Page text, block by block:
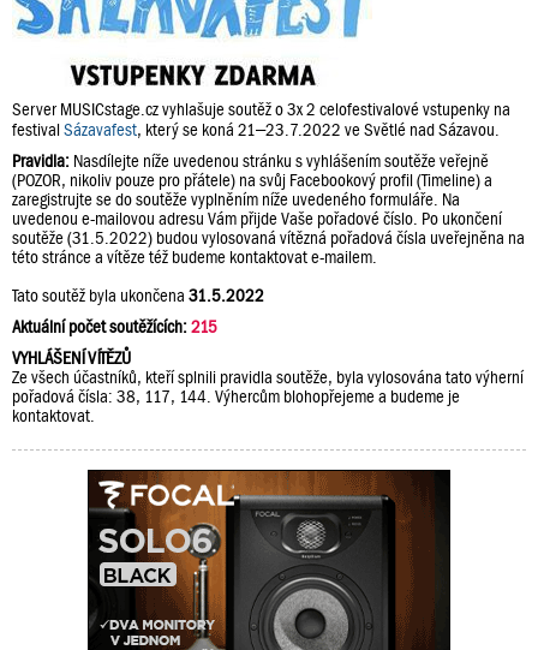
Server MUSICstage.cz vyhlašuje soutěž o 3x 2 celofestivalové vstupenky na
festivalSázavafest, který se koná 21–23.7.2022 ve Světlé nad Sázavou.
Pravidla: Nasdílejte níže uvedenou stránku s vyhlášením soutěže veřejně
(POZOR, nikoliv pouze pro přátele) na svůj Facebookový profil (Timeline) a
zaregistrujte se do soutěže vyplněním níže uvedeného formuláře. Na
uvedenou e-mailovou adresu Vám přijde Vaše pořadové číslo. Po ukončení
soutěže (31.5.2022) budou vylosovaná vítězná pořadová čísla uveřejněna na
této stránce a vítěze též budeme kontaktovat e-mailem.
Tato soutěž byla ukončena 31.5.2022
Aktuální počet soutěžících:215
VYHLÁŠENÍ VÍTĚZŮ
Ze všech účastníků, kteří splnili pravidla soutěže, byla vylosována tato výherní
pořadová čísla: 38, 117, 144. Výhercům blohopřejeme a budeme je
kontaktovat.